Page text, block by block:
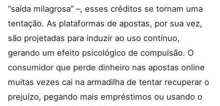
“saída milagrosa” –, esses créditos se tornam uma
tentação. As plataformas de apostas, por sua vez,
são projetadas para induzir ao uso contínuo,
gerando um efeito psicológico de compulsão. O
consumidor que perde dinheiro nas apostas online
muitas vezes cai na armadilha de tentar recuperar o
prejuízo, pegando mais empréstimos ou usando o